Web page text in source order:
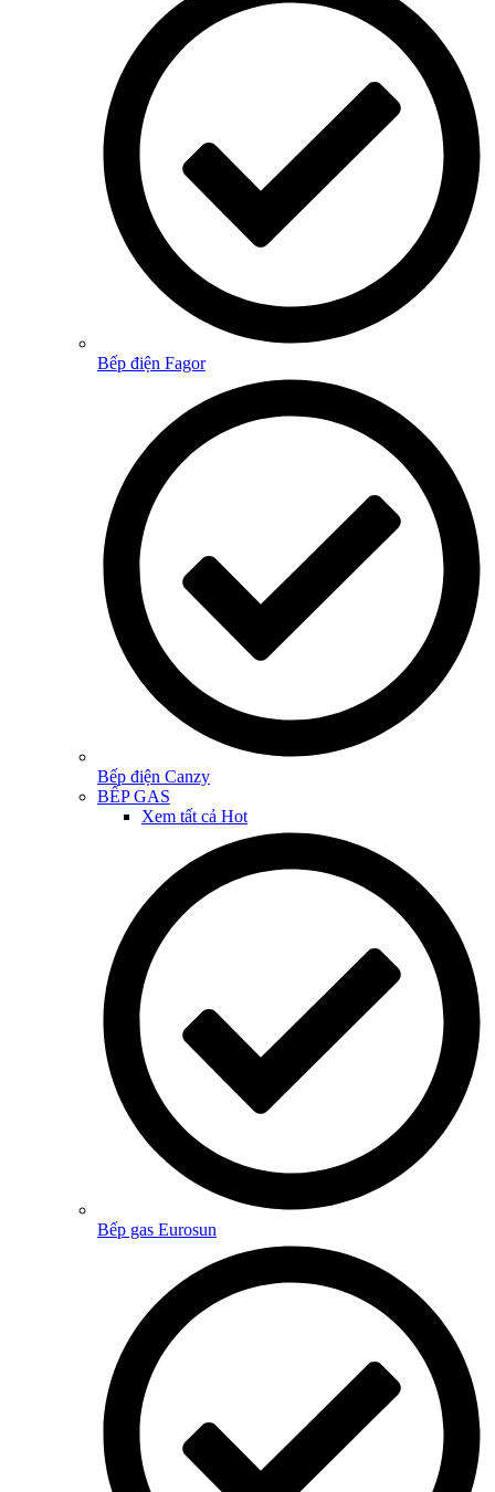
Bếp điện Fagor
Bếp điện Canzy
BẾP GAS
Xem tất cả Hot
Bếp gas Eurosun